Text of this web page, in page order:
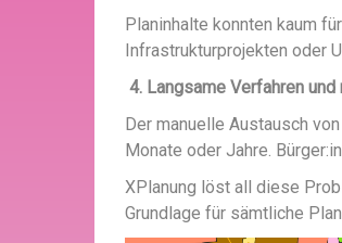
Planinhalte konnten kaum
Infrastrukturprojekten oder
4. Langsame Verfahren
Der manuelle Austausch
Monate oder Jahre.
XPlanung löst all diese
Grundlage für sämtliche